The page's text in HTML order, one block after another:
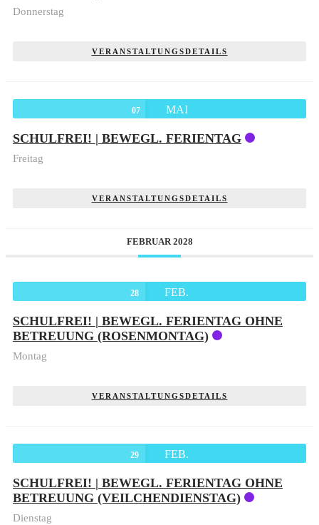
Donnerstag
VERANSTALTUNGSDETAILS
07 MAI
SCHULFREI! | BEWEGL. FERIENTAG
Freitag
VERANSTALTUNGSDETAILS
FEBRUAR 2028
28 FEB.
SCHULFREI! | BEWEGL. FERIENTAG OHNE
BETREUUNG (ROSENMONTAG)
Montag
VERANSTALTUNGSDETAILS
29 FEB.
SCHULFREI! | BEWEGL. FERIENTAG OHNE
BETREUUNG (VEILCHENDIENSTAG)
Dienstag